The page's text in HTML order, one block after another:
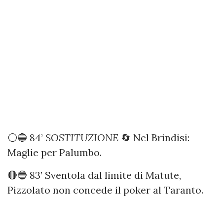
⚪️🔵 84’ SOSTITUZIONE 🔄 Nel Brindisi:
Maglie per Palumbo.
🔴🔵 83’ Sventola dal limite di Matute,
Pizzolato non concede il poker al Taranto.